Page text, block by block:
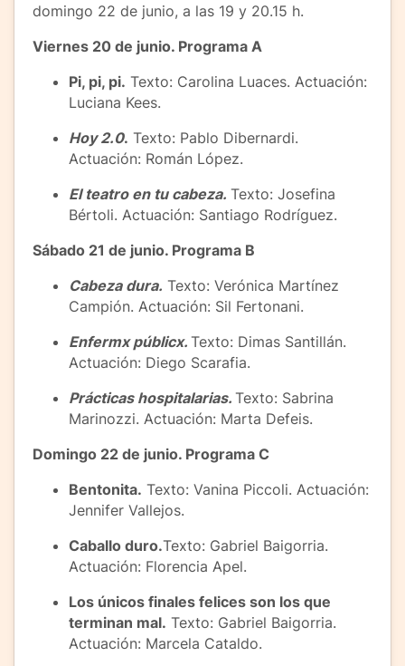
domingo 22 de junio, a las 19 y 20.15 h.
Viernes 20 de junio. Programa A
Pi, pi, pi. Texto: Carolina Luaces. Actuación:
Luciana Kees.
Hoy 2.0. Texto: Pablo Dibernardi.
Actuación: Román López.
El teatro en tu cabeza. Texto: Josefina
Bértoli. Actuación: Santiago Rodríguez.
Sábado 21 de junio. Programa B
Cabeza dura. Texto: Verónica Martínez
Campión. Actuación: Sil Fertonani.
Enfermx públicx. Texto: Dimas Santillán.
Actuación: Diego Scarafia.
Prácticas hospitalarias. Texto: Sabrina
Marinozzi. Actuación: Marta Defeis.
Domingo 22 de junio. Programa C
Bentonita. Texto: Vanina Piccoli. Actuación:
Jennifer Vallejos.
Caballo duro.Texto: Gabriel Baigorria.
Actuación: Florencia Apel.
Los únicos finales felices son los que
terminan mal. Texto: Gabriel Baigorria.
Actuación: Marcela Cataldo.